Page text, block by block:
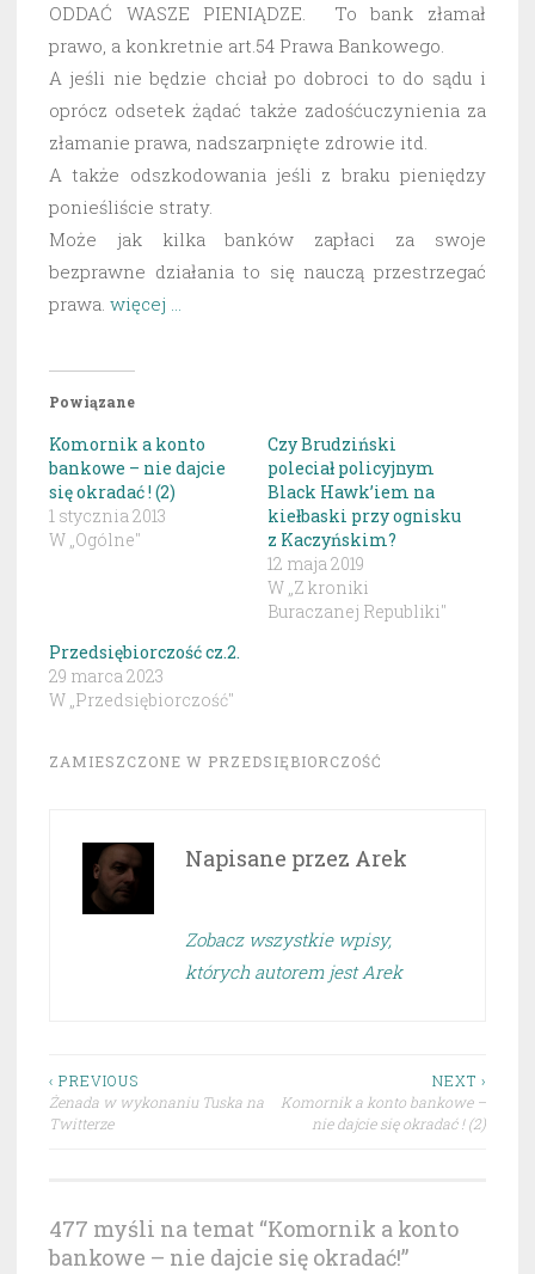
ODDAĆ WASZE PIENIĄDZE. To bank złamał
prawo, a konkretnie art.54 Prawa Bankowego.
A jeśli nie będzie chciał po dobroci to do sądu i
oprócz odsetek żądać także zadośćuczynienia za
złamanie prawa, nadszarpnięte zdrowie itd.
A także odszkodowania jeśli z braku pieniędzy
ponieśliście straty.
Może jak kilka banków zapłaci za swoje
bezprawne działania to się nauczą przestrzegać
prawa. więcej …
Powiązane
Komornik a konto
bankowe – nie dajcie
się okradać ! (2)
1 stycznia 2013
W „Ogólne"
Czy Brudziński
poleciał policyjnym
Black Hawk’iem na
kiełbaski przy ognisku
z Kaczyńskim?
12 maja 2019
W „Z kroniki
Buraczanej Republiki"
Przedsiębiorczość cz.2.
29 marca 2023
W „Przedsiębiorczość"
ZAMIESZCZONE W PRZEDSIĘBIORCZOŚĆ
Napisane przez Arek
Zobacz wszystkie wpisy,
których autorem jest Arek
Nawigacja
wpisu
‹ PREVIOUS
Żenada w wykonaniu Tuska na
Twitterze
NEXT ›
Komornik a konto bankowe –
nie dajcie się okradać ! (2)
477 myśli na temat “Komornik a konto
bankowe – nie dajcie się okradać!”